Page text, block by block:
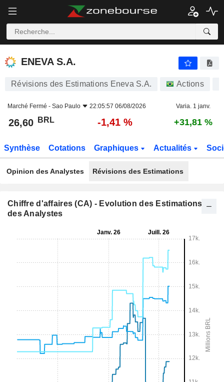
ENEVA S.A.
ENEVA S.A.
Révisions des Estimations Eneva S.A. Actions
Marché Fermé - Sao Paulo 22:05:57 06/08/2026 Varia. 1 janv.
26,60 BRL -1,41 % +31,81 %
Synthèse Cotations Graphiques Actualités
Opinion des Analystes Révisions des Estimations
Chiffre d'affaires (CA) - Evolution des Estimations
des Analystes